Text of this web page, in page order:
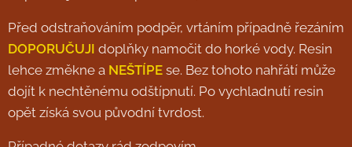
Před odstraňováním podpěr, vrtáním případně řezáním
DOPORUČUJI doplňky namočit do horké vody. Resin
lehce změkne a NEŠTÍPE se. Bez tohoto nahřátí může
dojít k nechtěnému odštípnutí. Po vychladnutí resin
opět získá svou původní tvrdost.